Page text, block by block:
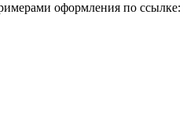
оформления по ссылке: